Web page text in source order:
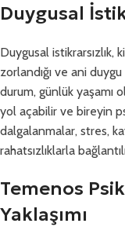
Duygusal
Duygusal istikrarsızlık,
zorlandığı ve ani
durum, günlük yaşamı
yol açabilir ve bireyin
dalgalanmalar, stres,
rahatsızlıklarla
Temenos
Yaklaşımı